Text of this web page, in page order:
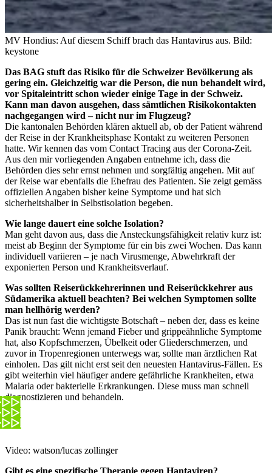
MV Hondius: Auf diesem Schiff brach das Hantavirus aus. Bild:
keystone
Das BAG stuft das Risiko für die Schweizer Bevölkerung als
gering ein. Gleichzeitig war die Person, die nun behandelt wird,
vor Spitaleintritt schon wieder einige Tage in der Schweiz.
Kann man davon ausgehen, dass sämtlichen Risikokontakten
nachgegangen wird – nicht nur im Flugzeug?
Die kantonalen Behörden klären aktuell ab, ob der Patient während
der Reise in der Krankheitsphase Kontakt zu weiteren Personen
hatte. Wir kennen das vom Contact Tracing aus der Corona-Zeit.
Aus den mir vorliegenden Angaben entnehme ich, dass die
Behörden dies sehr ernst nehmen und sorgfältig angehen. Mit auf
der Reise war ebenfalls die Ehefrau des Patienten. Sie zeigt gemäss
offiziellen Angaben bisher keine Symptome und hat sich
sicherheitshalber in Selbstisolation begeben.
Wie lange dauert eine solche Isolation?
Man geht davon aus, dass die Ansteckungsfähigkeit relativ kurz ist:
meist ab Beginn der Symptome für ein bis zwei Wochen. Das kann
individuell variieren – je nach Virusmenge, Abwehrkraft der
exponierten Person und Krankheitsverlauf.
Was sollten Reiserückkehrerinnen und Reiserückkehrer aus
Südamerika aktuell beachten? Bei welchen Symptomen sollte
man hellhörig werden?
Das ist nun fast die wichtigste Botschaft – neben der, dass es keine
Panik braucht: Wenn jemand Fieber und grippeähnliche Symptome
hat, also Kopfschmerzen, Übelkeit oder Gliederschmerzen, und
zuvor in Tropenregionen unterwegs war, sollte man ärztlichen Rat
einholen. Das gilt nicht erst seit den neuesten Hantavirus-Fällen. Es
gibt weiterhin viel häufiger andere gefährliche Krankheiten, etwa
Malaria oder bakterielle Erkrankungen. Diese muss man schnell
diagnostizieren und behandeln.
Video: watson/lucas zollinger
Gibt es eine spezifische Therapie gegen Hantaviren?